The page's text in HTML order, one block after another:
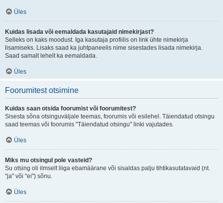
Üles
Kuidas lisada või eemaldada kasutajaid nimekirjast?
Selleks on kaks moodust. Iga kasutaja profiilis on link ühte nimekirja
lisamiseks. Lisaks saad ka juhtpaneelis nime sisestades lisada nimekirja.
Saad samalt lehelt ka eemaldada.
Üles
Foorumitest otsimine
Kuidas saan otsida foorumist või foorumitest?
Sisesta sõna otsinguväljale teemas, foorumis või esilehel. Täiendatud otsingu
saad teemas või foorumis "Täiendatud otsingu" linki vajutades.
Üles
Miks mu otsingul pole vasteid?
Su otsing oli ilmselt liiga ebamäärane või sisaldas palju tihtikasutatavaid (nt.
"ja" või "ei") sõnu.
Üles